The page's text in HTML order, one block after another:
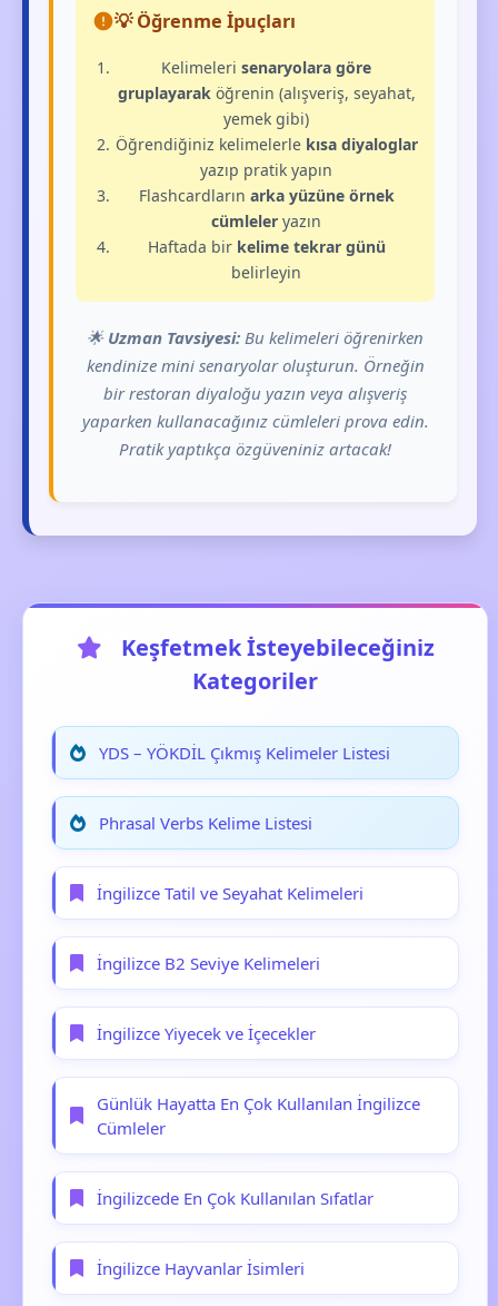
💡 Öğrenme İpuçları
Kelimelerisenaryolara göre
gruplayaraköğrenin (alışveriş, seyahat,
yemek gibi)
Öğrendiğiniz kelimelerle kısa diyaloglar
yazıp pratik yapın
Flashcardların arka yüzüne örnek
cümleler yazın
Haftada bir kelime tekrar günü
belirleyin
🌟 Uzman Tavsiyesi: Bu kelimeleri öğrenirken
kendinize mini senaryolar oluşturun. Örneğin
bir restoran diyaloğu yazın veya alışveriş
yaparken kullanacağınız cümleleri prova edin.
Pratik yaptıkça özgüveniniz artacak!
Keşfetmek İsteyebileceğiniz
Kategoriler
YDS – YÖKDİL Çıkmış Kelimeler Listesi
Phrasal Verbs Kelime Listesi
İngilizce Tatil ve Seyahat Kelimeleri
İngilizce B2 Seviye Kelimeleri
İngilizce Yiyecek ve İçecekler
Günlük Hayatta En Çok Kullanılan İngilizce
Cümleler
İngilizcede En Çok Kullanılan Sıfatlar
İngilizce Hayvanlar İsimleri